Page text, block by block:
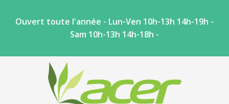
Ouvert toute l'année - Lun-Ven 10h-13h 14h-19h -
Sam 10h-13h 14h-18h -